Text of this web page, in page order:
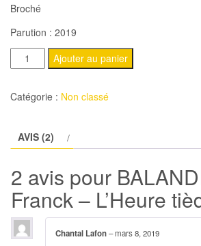
Broché
Parution : 2019
quantité
de
Franck
L'Heure
Ajouter au panier
Catégorie : Non classé
AVIS (2)
2 avis pour
Franck – L’Heure
Chantal Lafon–mars 8, 2019